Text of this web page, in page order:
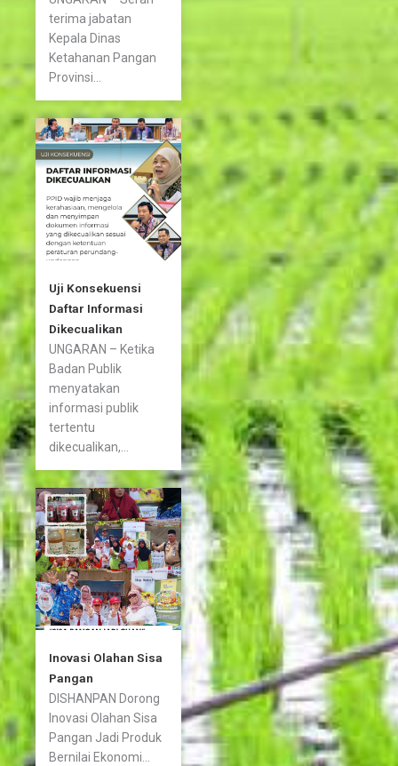
terima jabatan
Kepala Dinas
Ketahanan Pangan
Provinsi...
Uji Konsekuensi
Daftar Informasi
Dikecualikan
UNGARAN – Ketika
Badan Publik
menyatakan
informasi publik
tertentu
dikecualikan,...
Inovasi Olahan Sisa
Pangan
DISHANPAN Dorong
Inovasi Olahan Sisa
Pangan Jadi Produk
Bernilai Ekonomi...